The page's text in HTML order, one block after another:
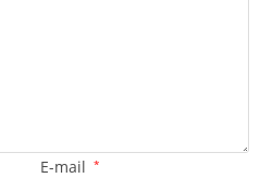
E-mail *